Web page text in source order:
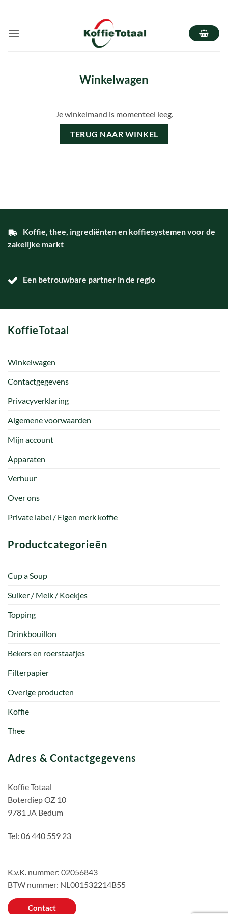
inhoud
Winkelwagen
Je winkelmand is momenteel leeg.
TERUG NAAR WINKEL
Koffie, thee, ingrediënten en koffiesystemen voor de
zakelijke markt
Een betrouwbare partner in de regio
KoffieTotaal
Winkelwagen
Contactgegevens
Privacyverklaring
Algemene voorwaarden
Mijn account
Apparaten
Verhuur
Over ons
Private label / Eigen merk koffie
Productcategorieën
Cup a Soup
Suiker / Melk / Koekjes
Topping
Drinkbouillon
Bekers en roerstaafjes
Filterpapier
Overige producten
Koffie
Thee
Adres & Contactgegevens
Koffie Totaal
Boterdiep OZ 10
9781 JA Bedum
Tel: 06 440 559 23
K.v.K. nummer: 02056843
BTW nummer: NL001532214B55
Contact